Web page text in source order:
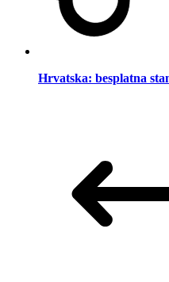
Hrvatska: besplatna